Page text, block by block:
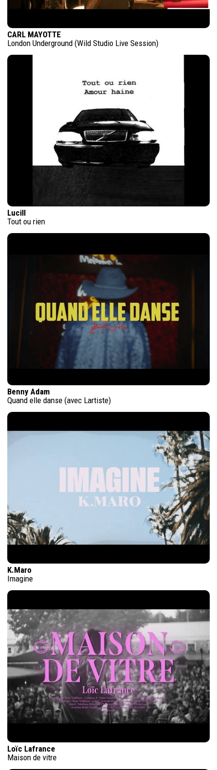
CARL MAYOTTE
London Underground (Wild Studio Live Session)
Lucill
Tout ou rien
Benny Adam
Quand elle danse (avec Lartiste)
K.Maro
Imagine
Loïc Lafrance
Maison de vitre